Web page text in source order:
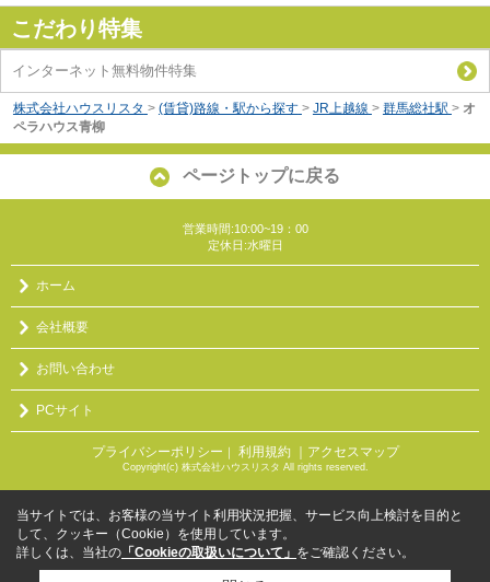
こだわり特集
インターネット無料物件特集
株式会社ハウスリスタ > (賃貸)路線・駅から探す > JR上越線 > 群馬総社駅 > オ
ペラハウス青柳
ページトップに戻る
営業時間:10:00~19：00
定休日:水曜日
ホーム
会社概要
お問い合わせ
PCサイト
プライバシーポリシー 利用規約 ｜アクセスマップ
Copyright(c) 株式会社ハウスリスタ All rights reserved.
当サイトでは、お客様の当サイト利用状況把握、サービス向上検討を目的と
して、クッキー（Cookie）を使用しています。
詳しくは、当社の 「Cookieの取扱いについて」 をご確認ください。